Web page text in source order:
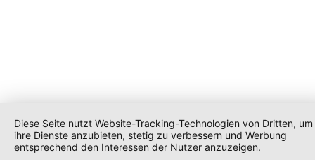
Diese Seite nutzt Website-Tracking-Technologien von Dritten, um
ihre Dienste anzubieten, stetig zu verbessern und Werbung
entsprechend den Interessen der Nutzer anzuzeigen.